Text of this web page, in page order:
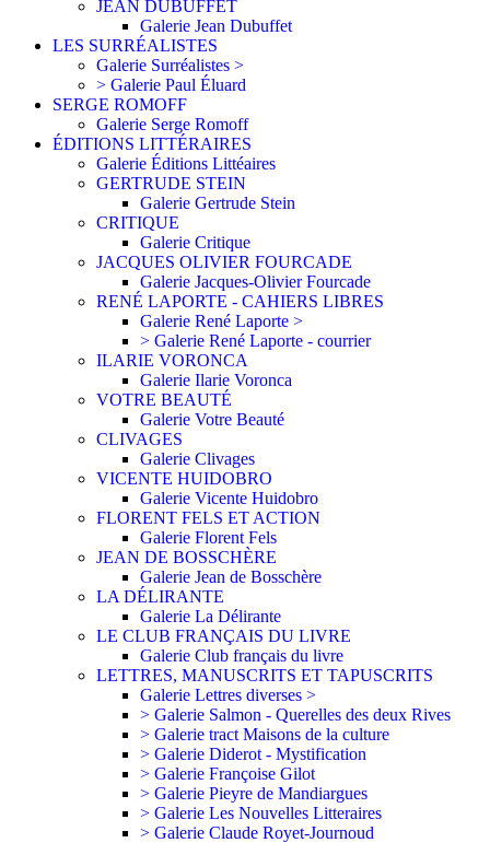
JEAN DUBUFFET
Galerie Jean Dubuffet
LES SURRÉALISTES
Galerie Surréalistes >
> Galerie Paul Éluard
SERGE ROMOFF
Galerie Serge Romoff
ÉDITIONS LITTÉRAIRES
Galerie Éditions Littéaires
GERTRUDE STEIN
Galerie Gertrude Stein
CRITIQUE
Galerie Critique
JACQUES OLIVIER FOURCADE
Galerie Jacques-Olivier Fourcade
RENÉ LAPORTE - CAHIERS LIBRES
Galerie René Laporte >
> Galerie René Laporte - courrier
ILARIE VORONCA
Galerie Ilarie Voronca
VOTRE BEAUTÉ
Galerie Votre Beauté
CLIVAGES
Galerie Clivages
VICENTE HUIDOBRO
Galerie Vicente Huidobro
FLORENT FELS ET ACTION
Galerie Florent Fels
JEAN DE BOSSCHÈRE
Galerie Jean de Bosschère
LA DÉLIRANTE
Galerie La Délirante
LE CLUB FRANÇAIS DU LIVRE
Galerie Club français du livre
LETTRES, MANUSCRITS ET TAPUSCRITS
Galerie Lettres diverses >
> Galerie Salmon - Querelles des deux Rives
> Galerie tract Maisons de la culture
> Galerie Diderot - Mystification
> Galerie Françoise Gilot
> Galerie Pieyre de Mandiargues
> Galerie Les Nouvelles Litteraires
> Galerie Claude Royet-Journoud